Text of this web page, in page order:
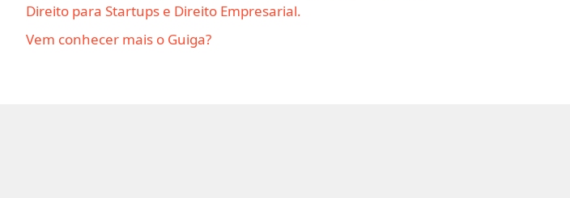
Direito para Startups e Direito Empresarial.
Vem conhecer mais o Guiga?